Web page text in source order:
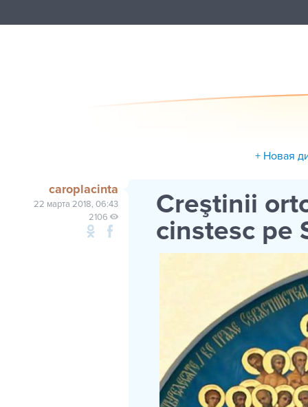
+ Новая
caroplacinta
22 марта 2018, 06:43
2106
Creştinii
cinstesc pe